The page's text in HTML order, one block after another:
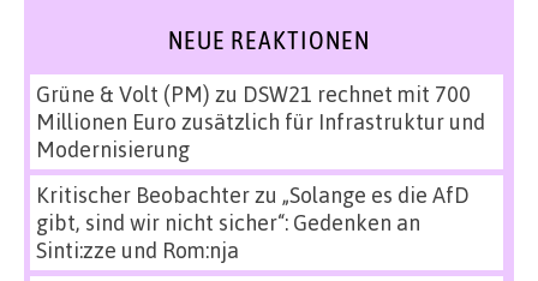
NEUE REAKTIONEN
Grüne & Volt (PM) zu DSW21 rechnet mit 700
Millionen Euro zusätzlich für Infrastruktur und
Modernisierung
Kritischer Beobachterzu „Solange es die AfD
gibt, sind wir nicht sicher“: Gedenken an
Sinti:zze und Rom:nja